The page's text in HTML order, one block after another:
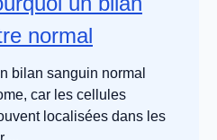
normal
bilan sanguin normal
car les cellules
localisées dans les